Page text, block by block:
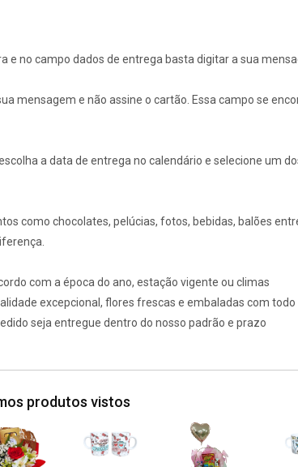
e no campo dados de entrega basta digitar a sua
mensagem e não assine o cartão. Essa campo se
a data de entrega no calendário e selecione um
como chocolates, pelúcias, fotos, bebidas, balões
com a época do ano, estação vigente ou climas
excepcional, flores frescas e embaladas com todo
seja entregue dentro do nosso padrão e prazo
produtos vistos